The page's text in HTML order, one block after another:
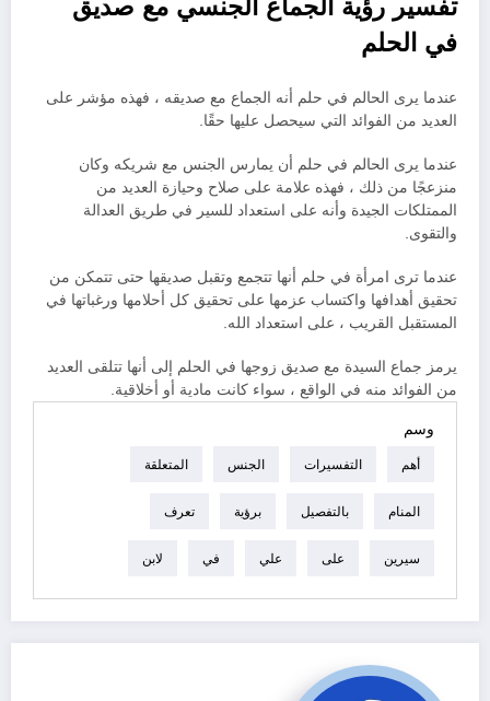
في الحلم
عندما يرى الحالم في حلم أنه الجماع مع صديقه ، فهذه مؤشر على
العديد من الفوائد التي سيحصل عليها حقًا.
عندما يرى الحالم في حلم أن يمارس الجنس مع شريكه وكان
منزعجًا من ذلك ، فهذه علامة على صلاح وحيازة العديد من
الممتلكات الجيدة وأنه على استعداد للسير في طريق العدالة
والتقوى.
عندما ترى امرأة في حلم أنها تتجمع وتقبل صديقها حتى تتمكن من
تحقيق أهدافها واكتساب عزمها على تحقيق كل أحلامها ورغباتها في
المستقبل القريب ، على استعداد الله.
يرمز جماع السيدة مع صديق زوجها في الحلم إلى أنها تتلقى العديد
من الفوائد منه في الواقع ، سواء كانت مادية أو أخلاقية.
وسم
أهم التفسيرات الجنس المتعلقة
المنام بالتفصيل برؤية تعرف
سيرين على علي في لابن